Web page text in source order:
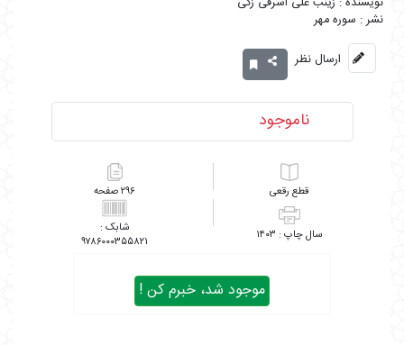
سوره مهر
ارسال نظر
ناموجود
رقعی ۲۹۶
۱۴۰۳ ۹۷۸۶۰۰۰۳۵۵۸۲۱
موجود شد، خبرم کن !